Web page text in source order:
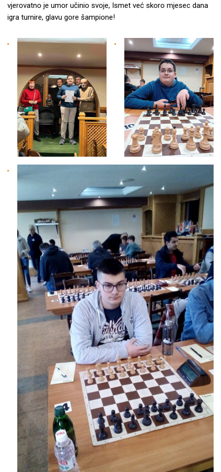
vjerovatno je umor učinio svoje, Ismet već skoro mjesec dana
igra turnire, glavu gore šampione!